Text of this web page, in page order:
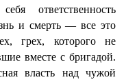
ответственность
и смерть — все это
грех, которого не
вместе с бригадой.
власть над чужой